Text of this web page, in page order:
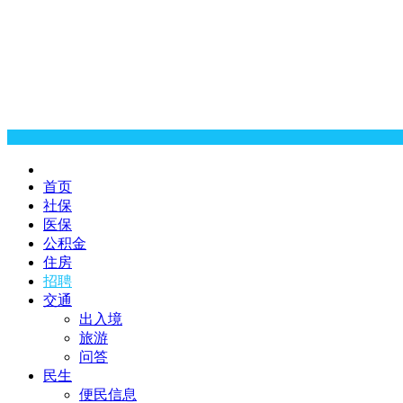
首页
社保
医保
公积金
住房
招聘
交通
出入境
旅游
问答
民生
便民信息